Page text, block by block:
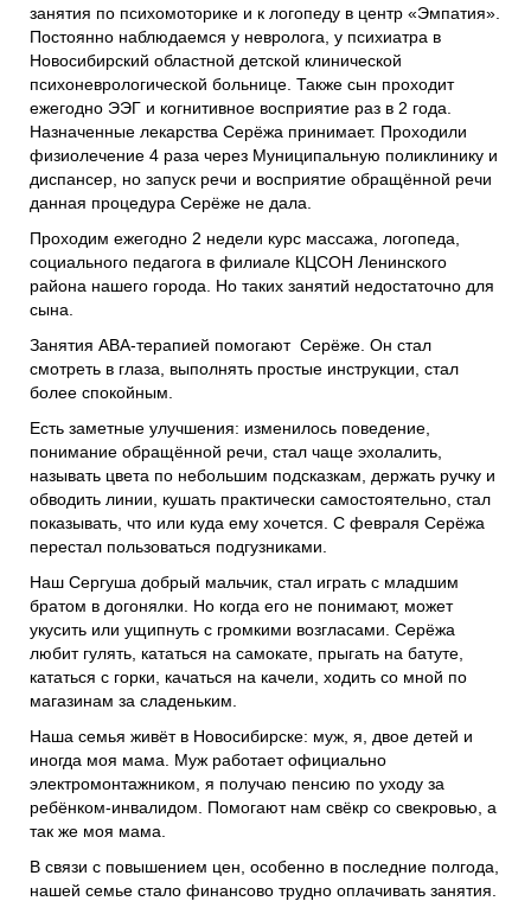
занятия по психомоторике и к логопеду в центр «Эмпатия».
Постоянно наблюдаемся у невролога, у психиатра в
Новосибирский областной детской клинической
психоневрологической больнице. Также сын проходит
ежегодно ЭЭГ и когнитивное восприятие раз в 2 года.
Назначенные лекарства Серёжа принимает. Проходили
физиолечение 4 раза через Муниципальную поликлинику и
диспансер, но запуск речи и восприятие обращённой речи
данная процедура Серёже не дала.
Проходим ежегодно 2 недели курс массажа, логопеда,
социального педагога в филиале КЦСОН Ленинского
района нашего города. Но таких занятий недостаточно для
сына.
Занятия АВА-терапией помогают Серёже. Он стал
смотреть в глаза, выполнять простые инструкции, стал
более спокойным.
Есть заметные улучшения: изменилось поведение,
понимание обращённой речи, стал чаще эхолалить,
называть цвета по небольшим подсказкам, держать ручку и
обводить линии, кушать практически самостоятельно, стал
показывать, что или куда ему хочется. С февраля Серёжа
перестал пользоваться подгузниками.
Наш Сергуша добрый мальчик, стал играть с младшим
братом в догонялки. Но когда его не понимают, может
укусить или ущипнуть с громкими возгласами. Серёжа
любит гулять, кататься на самокате, прыгать на батуте,
кататься с горки, качаться на качели, ходить со мной по
магазинам за сладеньким.
Наша семья живёт в Новосибирске: муж, я, двое детей и
иногда моя мама. Муж работает официально
электромонтажником, я получаю пенсию по уходу за
ребёнком-инвалидом. Помогают нам свёкр со свекровью, а
так же моя мама.
В связи с повышением цен, особенно в последние полгода,
нашей семье стало финансово трудно оплачивать занятия.